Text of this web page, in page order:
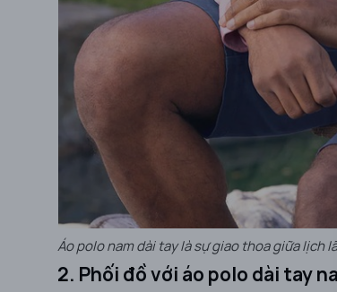
Áo polo nam dài tay là sự giao thoa giữa lịch
2. Phối đồ với áo polo dài tay